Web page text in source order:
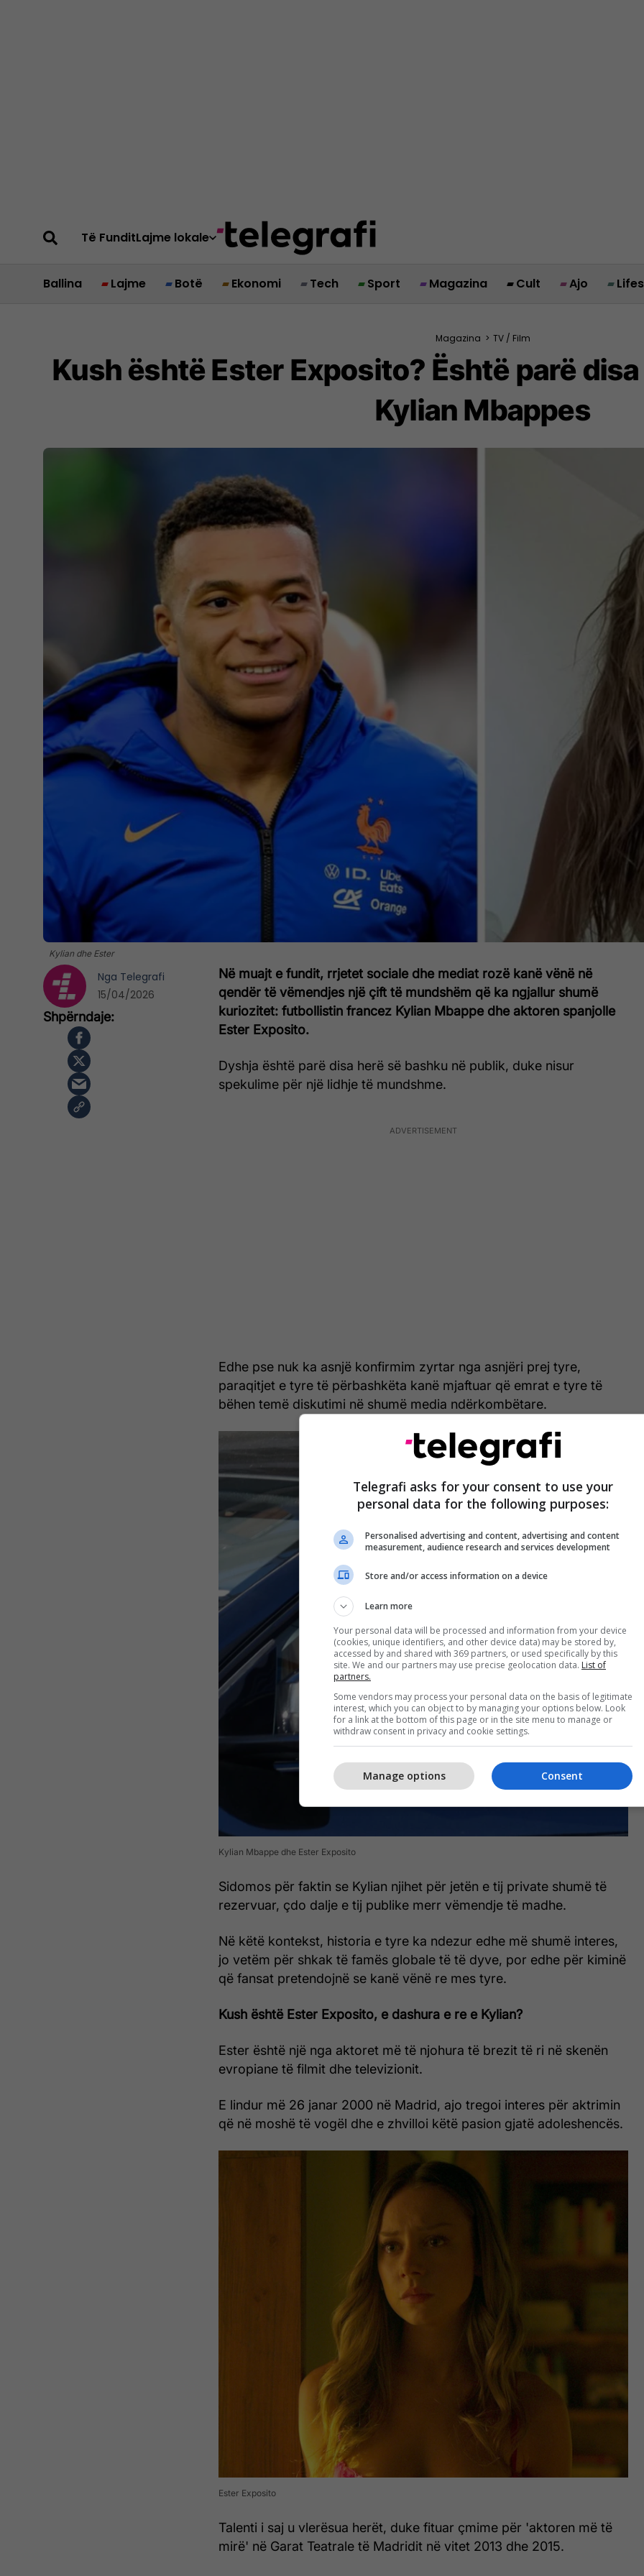
Të FunditLajme lokale
Ballina Lajme Botë Ekonomi Tech Sport Magazina Cult Ajo
Magazina > TV / Film
Kush është Ester Exposito? Është parë
Kylian Mbappes
Kylian dhe Ester
Në muajt e fundit, rrjetet sociale dhe mediat rozë kanë vënë në
qendër të vëmendjes një çift të mundshëm që ka ngjallur shumë
kuriozitet: futbollistin francez Kylian Mbappe dhe aktoren spanjolle
Ester Exposito.
Dyshja është parë disa herë së bashku në publik, duke nisur
spekulime për një lidhje të mundshme.
Edhe pse nuk ka asnjë konfirmim zyrtar nga asnjëri prej tyre,
paraqitjet e tyre të përbashkëta kanë mjaftuar që emrat e tyre të
bëhen temë diskutimi në shumë media ndërkombëtare.
Kylian Mbappe dhe Ester Exposito
Sidomos për faktin se Kylian njihet për jetën e tij private shumë të
rezervuar, çdo dalje e tij publike merr vëmendje të madhe.
Në këtë kontekst, historia e tyre ka ndezur edhe më shumë interes,
jo vetëm për shkak të famës globale të të dyve, por edhe për kiminë
që fansat pretendojnë se kanë vënë re mes tyre.
Kush është Ester Exposito, e dashura e re e Kylian?
Ester është një nga aktoret më të njohura të brezit të ri në skenën
evropiane të filmit dhe televizionit.
E lindur më 26 janar 2000 në Madrid, ajo tregoi interes për aktrimin
që në moshë të vogël dhe e zhvilloi këtë pasion gjatë adoleshencës.
Ester Exposito
Talenti i saj u vlerësua herët, duke fituar çmime për 'aktoren më të
mirë' në Garat Teatrale të Madridit në vitet 2013 dhe 2015.
Nga Telegrafi
15/04/2026
Telegrafi asks for your consent to use your
personal data for the following purposes:
Personalised advertising and content, advertising and content
measurement, audience research and services development
Store and/or access information on a device
Learn more
Your personal data will be processed and information from your device
(cookies, unique identifiers, and other device data) may be stored by,
accessed by and shared with 369 partners, or used specifically by this
site. We and our partners may use precise geolocation data. List of
partners.
Some vendors may process your personal data on the basis of legitimate
interest, which you can object to by managing your options below. Look
for a link at the bottom of this page or in the site menu to manage or
withdraw consent in privacy and cookie settings.
Consent
Manage options